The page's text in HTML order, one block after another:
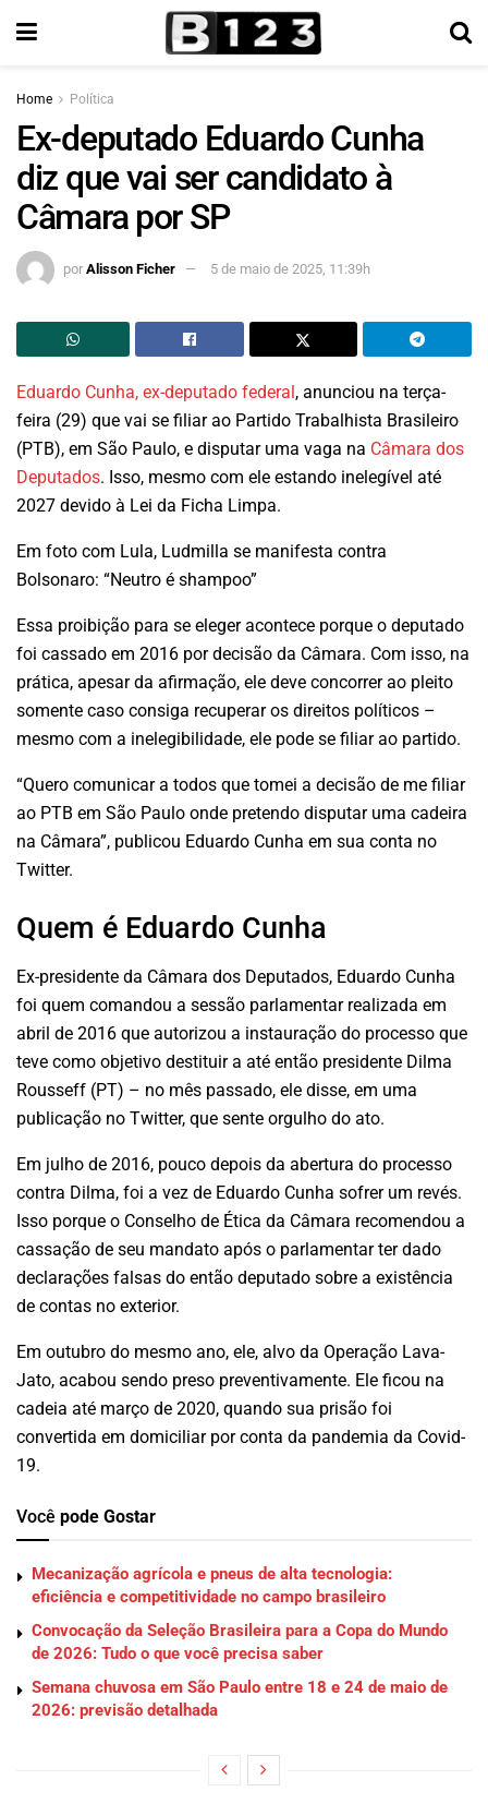
Home Política
Ex-deputado Eduardo Cunha
diz que vai ser candidato à
Câmara por SP
por Alisson Ficher 5 de maio de 2025, 11:39h
Eduardo Cunha, ex-deputado federal, anunciou na terça-
feira (29) que vai se filiar ao Partido Trabalhista Brasileiro
(PTB), em São Paulo, e disputar uma vaga na Câmara dos
Deputados. Isso, mesmo com ele estando inelegível até
2027 devido à Lei da Ficha Limpa.
Em foto com Lula, Ludmilla se manifesta contra
Bolsonaro: “Neutro é shampoo”
Essa proibição para se eleger acontece porque o deputado
foi cassado em 2016 por decisão da Câmara. Com isso, na
prática, apesar da afirmação, ele deve concorrer ao pleito
somente caso consiga recuperar os direitos políticos –
mesmo com a inelegibilidade, ele pode se filiar ao partido.
“Quero comunicar a todos que tomei a decisão de me filiar
ao PTB em São Paulo onde pretendo disputar uma cadeira
na Câmara”, publicou Eduardo Cunha em sua conta no
Twitter.
Quem é Eduardo Cunha
Ex-presidente da Câmara dos Deputados, Eduardo Cunha
foi quem comandou a sessão parlamentar realizada em
abril de 2016 que autorizou a instauração do processo que
teve como objetivo destituir a até então presidente Dilma
Rousseff (PT) – no mês passado, ele disse, em uma
publicação no Twitter, que sente orgulho do ato.
Em julho de 2016, pouco depois da abertura do processo
contra Dilma, foi a vez de Eduardo Cunha sofrer um revés.
Isso porque o Conselho de Ética da Câmara recomendou a
cassação de seu mandato após o parlamentar ter dado
declarações falsas do então deputado sobre a existência
de contas no exterior.
Em outubro do mesmo ano, ele, alvo da Operação Lava-
Jato, acabou sendo preso preventivamente. Ele ficou na
cadeia até março de 2020, quando sua prisão foi
convertida em domiciliar por conta da pandemia da Covid-
19.
Você pode Gostar
Mecanização agrícola e pneus de alta tecnologia:
eficiência e competitividade no campo brasileiro
Convocação da Seleção Brasileira para a Copa do Mundo
de 2026: Tudo o que você precisa saber
Semana chuvosa em São Paulo entre 18 e 24 de maio de
2026: previsão detalhada